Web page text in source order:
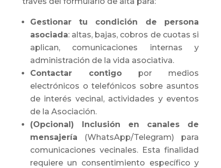
Gestionar tu condición de persona
asociada: altas, bajas, cobros de cuotas si
aplican, comunicaciones internas y
administración de la vida asociativa.
Contactar contigopor medios
electrónicos o telefónicos sobre asuntos
de interés vecinal, actividades y eventos
de la Asociación.
(Opcional) Inclusión en canales de
mensajería (WhatsApp/Telegram) para
comunicaciones vecinales. Esta finalidad
requiere un consentimiento específico y